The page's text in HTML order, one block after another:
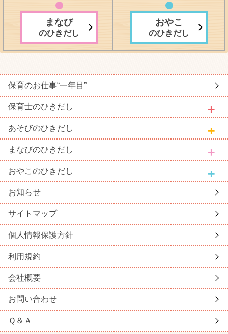
まなび
のひきだし
おやこ
のひきだし
保育のお仕事“一年目”
保育士のひきだし
あそびのひきだし
まなびのひきだし
おやこ のひきだし
お知らせ
サイトマップ
個人情報保護方針
利用規約
会社概要
お問い合わせ
Ｑ＆Ａ